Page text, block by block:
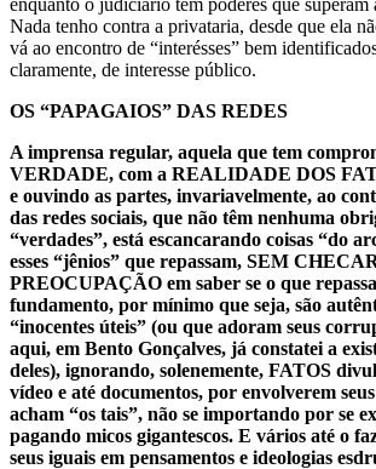
Nada tenho contra a privataria, desde que ela
vá ao encontro de “interésses” bem
claramente, de interesse público.
OS “PAPAGAIOS” DAS REDES
A imprensa regular, aquela que tem
VERDADE, com a REALIDADE DOS
e ouvindo as partes, invariavelmente, ao
das redes sociais, que não têm nenhuma
“verdades”, está escancarando coisas “do
esses “jênios” que repassam, SEM
PREOCUPAÇÃO em saber se o que
fundamento, por mínimo que seja, são
“inocentes úteis” (ou que adoram seus
aqui, em Bento Gonçalves, já constatei a
deles), ignorando, solenemente, FATOS
vídeo e até documentos, por envolverem
acham “os tais”, não se importando por se
pagando micos gigantescos. E vários até o
seus iguais em pensamentos e ideologias